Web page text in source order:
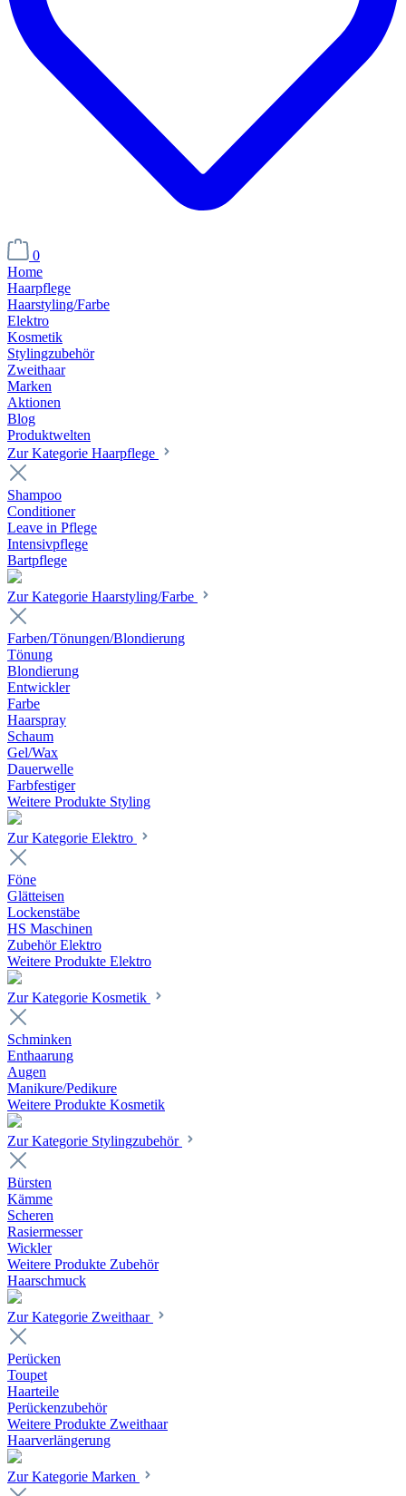
0
Home
Haarpflege
Haarstyling/Farbe
Elektro
Kosmetik
Stylingzubehör
Zweithaar
Marken
Aktionen
Blog
Produktwelten
Zur Kategorie Haarpflege
Shampoo
Conditioner
Leave in Pflege
Intensivpflege
Bartpflege
Zur Kategorie Haarstyling/Farbe
Farben/Tönungen/Blondierung
Tönung
Blondierung
Entwickler
Farbe
Haarspray
Schaum
Gel/Wax
Dauerwelle
Farbfestiger
Weitere Produkte Styling
Zur Kategorie Elektro
Föne
Glätteisen
Lockenstäbe
HS Maschinen
Zubehör Elektro
Weitere Produkte Elektro
Zur Kategorie Kosmetik
Schminken
Enthaarung
Augen
Manikure/Pedikure
Weitere Produkte Kosmetik
Zur Kategorie Stylingzubehör
Bürsten
Kämme
Scheren
Rasiermesser
Wickler
Weitere Produkte Zubehör
Haarschmuck
Zur Kategorie Zweithaar
Perücken
Toupet
Haarteile
Perückenzubehör
Weitere Produkte Zweithaar
Haarverlängerung
Zur Kategorie Marken